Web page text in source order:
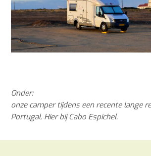
Onder:
onze camper tijdens een recente lange
Portugal. Hier bij Cabo Espichel.